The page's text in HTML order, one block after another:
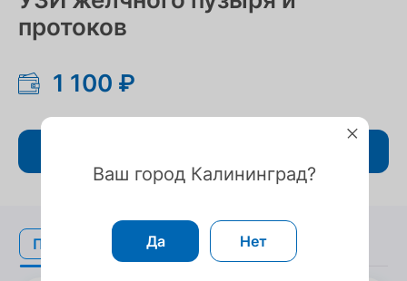
протоков
1 100 ₽
Подготовка
Подготовка
Ваш город Калининград?
Да Нет